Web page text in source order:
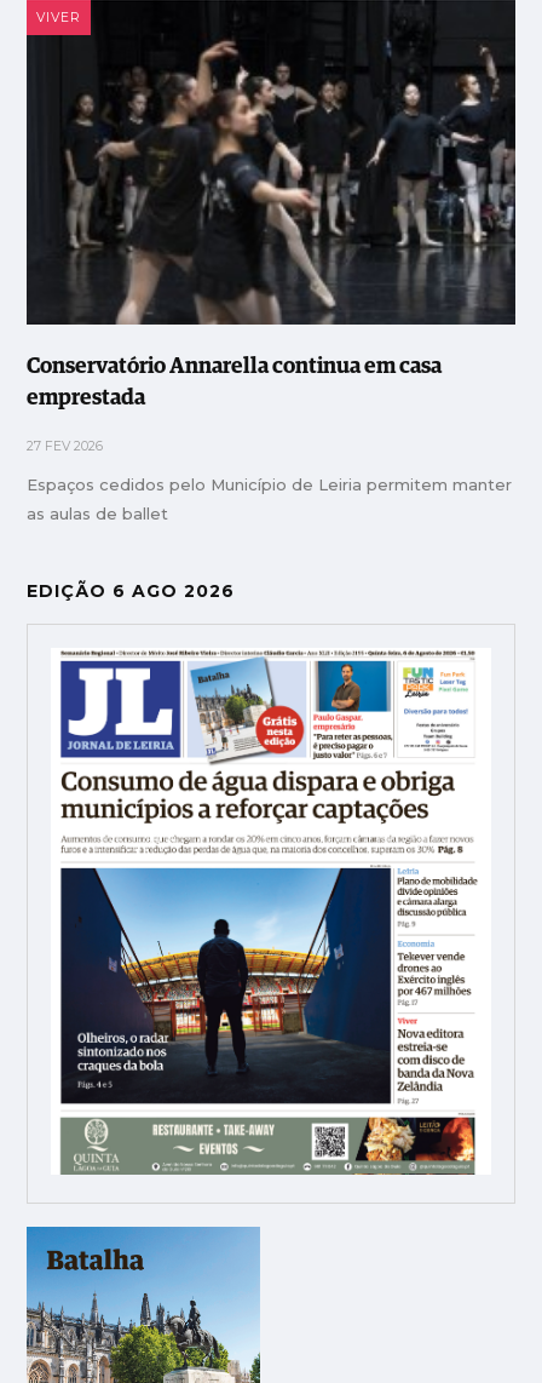
VIVER
Conservatório Annarella continua em casa
emprestada
27 FEV 2026
Espaços cedidos pelo Município de Leiria permitem manter
as aulas de ballet
EDIÇÃO 6 AGO 2026